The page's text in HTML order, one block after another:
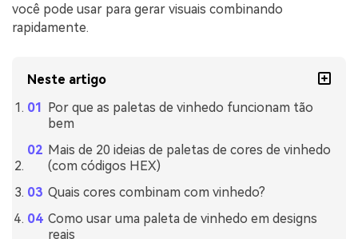
você pode usar para gerar visuais combinando
rapidamente.
Neste artigo
Por que as paletas de vinhedo funcionam tão
bem
Mais de 20 ideias de paletas de cores de vinhedo
(com códigos HEX)
Quais cores combinam com vinhedo?
Como usar uma paleta de vinhedo em designs
reais